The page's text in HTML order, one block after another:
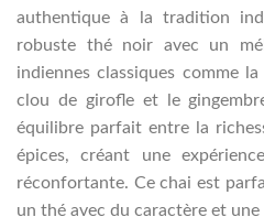
authentique à la tradition
robuste thé noir avec un
indiennes classiques comme
clou de girofle et le
équilibre parfait entre la
épices, créant une
réconfortante. Ce chai est
un thé avec du caractère et